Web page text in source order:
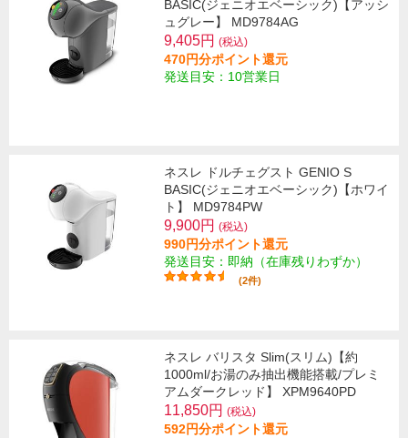
BASIC(ジェニオエベーシック)【アッシ
ュグレー】 MD9784AG
9,405円 (税込)
470円分ポイント還元
発送目安：10営業日
ネスレ ドルチェグスト GENIO S
BASIC(ジェニオエベーシック)【ホワイ
ト】 MD9784PW
9,900円 (税込)
990円分ポイント還元
発送目安：即納（在庫残りわずか）
(2件)
ネスレ バリスタ Slim(スリム)【約
1000ml/お湯のみ抽出機能搭載/プレミ
アムダークレッド】 XPM9640PD
11,850円 (税込)
592円分ポイント還元